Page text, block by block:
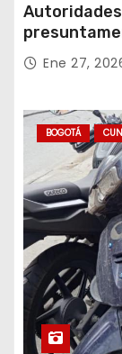
conjuntos
Ene 27,
BOGOTÁ